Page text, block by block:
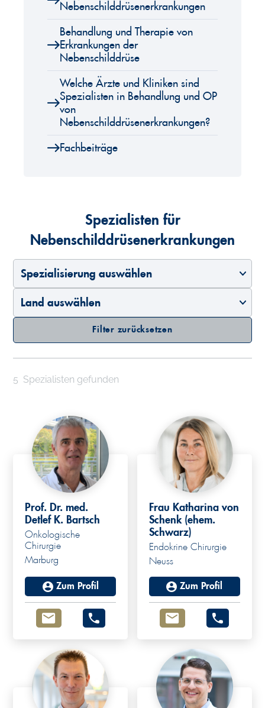
Nebenschilddrüsenerkrankungen
Behandlung und Therapie von
Erkrankungen der
Nebenschilddrüse
Welche Ärzte und Kliniken sind
Spezialisten in Behandlung und OP
von
Nebenschilddrüsenerkrankungen?
Fachbeiträge
Spezialisten für
Nebenschilddrüsenerkrankungen
Spezialisierung auswählen
Land auswählen
Filter zurücksetzen
5 Spezialisten gefunden
Prof. Dr. med.
Detlef K. Bartsch
Onkologische
Chirurgie
Marburg
Zum Profil
Frau Katharina von
Schenk (ehem.
Schwarz)
Endokrine Chirurgie
Neuss
Zum Profil